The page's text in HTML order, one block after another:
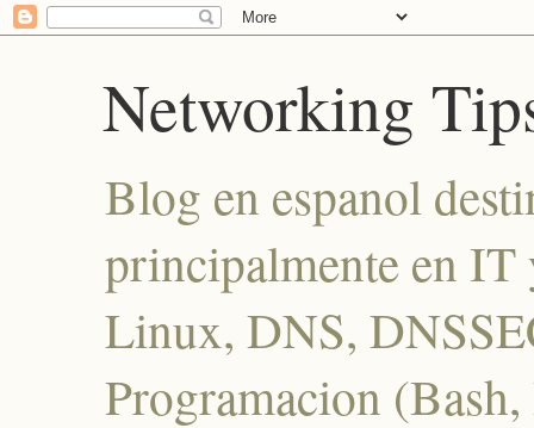
Networking
Blog en espanol
principalmente en IT
Linux, DNS,
Programacion